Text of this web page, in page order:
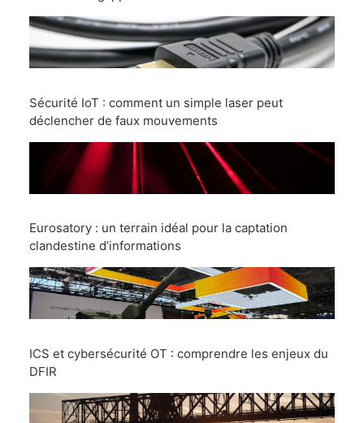
Sécurité IoT : comment un simple laser peut
déclencher de faux mouvements
Eurosatory : un terrain idéal pour la captation
clandestine d’informations
ICS et cybersécurité OT : comprendre les enjeux du
DFIR